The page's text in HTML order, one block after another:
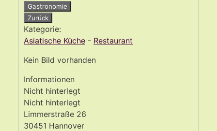
Gastronomie
Zurück
Kategorie:
Asiatische Küche - Restaurant
Kein Bild vorhanden
Informationen
Nicht hinterlegt
Nicht hinterlegt
Limmerstraße 26
30451 Hannover